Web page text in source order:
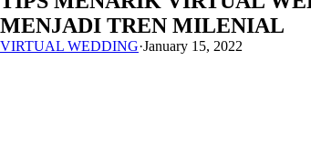
MENJADI TREN MILENIAL
VIRTUAL WEDDING·January 15, 2022